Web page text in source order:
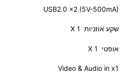
USB2.0 x2 (5V-500mA)
שקע אוזניות X 1
אופטי X 1
Video & Audio in x1